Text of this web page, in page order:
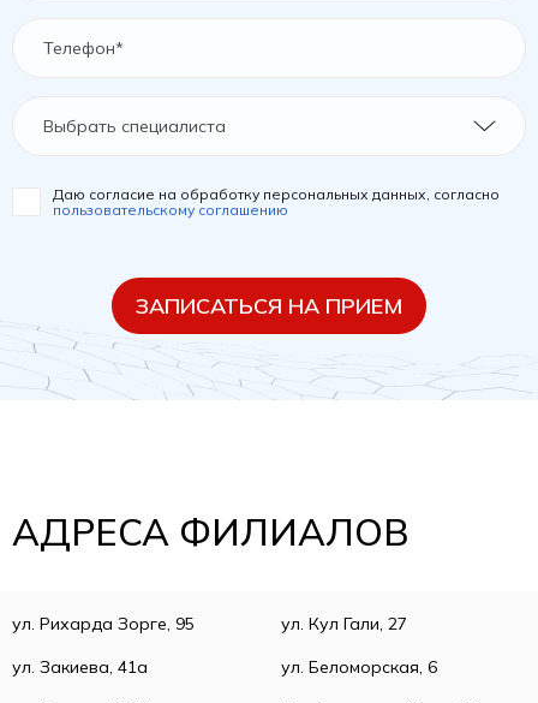
Выбрать специалиста
Даю согласие на обработку персональных данных, согласно
пользовательскому соглашению
ЗАПИСАТЬСЯ НА ПРИЕМ
АДРЕСА ФИЛИАЛОВ
ул. Рихарда Зорге, 95
ул. Кул Гали, 27
ул. Закиева, 41а
ул. Беломорская, 6